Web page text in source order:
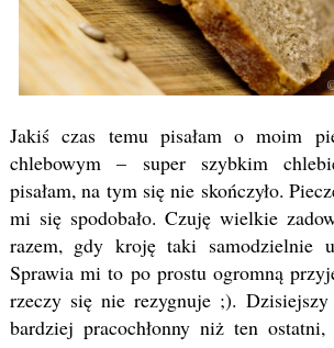
Jakiś czas temu pisałam o moim
chlebowym – super szybkim
pisałam, na tym się nie skończyło.
mi się spodobało. Czuję wielkie
razem, gdy kroję taki samodzielnie
Sprawia mi to po prostu ogromną
rzeczy się nie rezygnuje ;).
bardziej pracochłonny niż ten